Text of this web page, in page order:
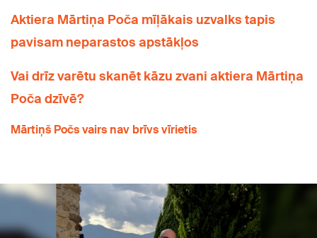
Aktiera Mārtiņa Poča mīļākais uzvalks tapis
pavisam neparastos apstākļos
Vai drīz varētu skanēt kāzu zvani aktiera Mārtiņa
Poča dzīvē?
Mārtiņš Počs vairs nav brīvs vīrietis